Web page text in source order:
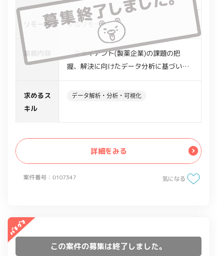
案件番号：0107347
リモート フルリモート
業務内容
・クライアント(製薬企業)の課題の把
握、解決に向けたデータ分析に基づいた
・上記におけるアンケート関連システム
求めるス
キル
データ解析・分析・可視化
詳細をみる
気になる
この案件の募集は終了しました。